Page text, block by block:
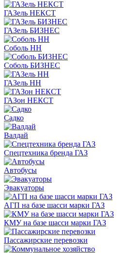
ГАЗель НЕКСТ
ГАЗель БИЗНЕС
Соболь НН
Соболь БИЗНЕС
ГАЗель НН
ГАЗон НЕКСТ
Садко
Валдай
Спецтехника бренда ГАЗ
Автобусы
Эвакуаторы
АГП на базе шасси марки ГАЗ
КМУ на базе шасси марки ГАЗ
Пассажирские перевозки